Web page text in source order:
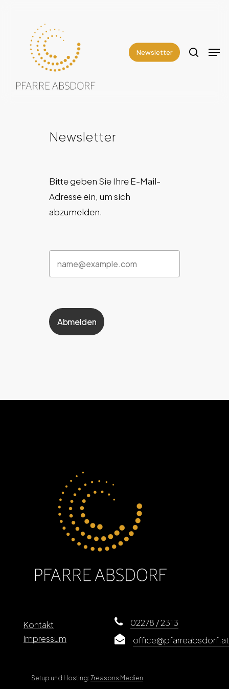
content
Newsletter
Newsletter
Bitte geben Sie Ihre E-Mail-
Adresse ein, um sich
abzumelden.
Abmelden
Kontakt
Impressum
02278 / 2313
office@pfarreabsdorf.at
Setup und Hosting: 7reasons Medien
Menu